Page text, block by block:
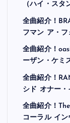
（ハイ・スタ
全曲紹介！
フマン ア・フ
全曲紹介！
ーザン・ケミ
全曲紹介！
シド オナー・
全曲紹介！
コーラル イン